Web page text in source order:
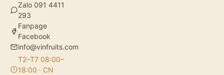
Zalo 091 4411
293
Fanpage
Facebook
info@vinfruits.com
T2–T7 08:00–
18:00 · CN